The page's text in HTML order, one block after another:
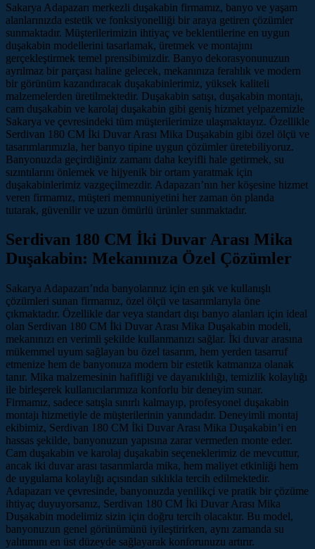
Sakarya Adapazarı merkezli duşakabin firmamız, banyo ve yaşam
alanlarınızda estetik ve fonksiyonelliği bir araya getiren çözümler
sunmaktadır. Müşterilerimizin ihtiyaç ve beklentilerine en uygun
duşakabin modellerini tasarlamak, üretmek ve montajını
gerçekleştirmek temel prensibimizdir. Banyo dekorasyonunuzun
ayrılmaz bir parçası haline gelecek, mekanınıza ferahlık ve modern
bir görünüm kazandıracak duşakabinlerimiz, yüksek kaliteli
malzemelerden üretilmektedir. Duşakabin satışı, duşakabin montajı,
cam duşakabin ve karolaj duşakabin gibi geniş hizmet yelpazemizle
Sakarya ve çevresindeki tüm müşterilerimize ulaşmaktayız. Özellikle
Serdivan 180 CM İki Duvar Arası Mika Duşakabin gibi özel ölçü ve
tasarımlarımızla, her banyo tipine uygun çözümler üretebiliyoruz.
Banyonuzda geçirdiğiniz zamanı daha keyifli hale getirmek, su
sızıntılarını önlemek ve hijyenik bir ortam yaratmak için
duşakabinlerimiz vazgeçilmezdir. Adapazarı’nın her köşesine hizmet
veren firmamız, müşteri memnuniyetini her zaman ön planda
tutarak, güvenilir ve uzun ömürlü ürünler sunmaktadır.
Serdivan 180 CM İki Duvar Arası Mika
Duşakabin: Mekanınıza Özel Çözümler
Sakarya Adapazarı’nda banyolarınız için en şık ve kullanışlı
çözümleri sunan firmamız, özel ölçü ve tasarımlarıyla öne
çıkmaktadır. Özellikle dar veya standart dışı banyo alanları için ideal
olan Serdivan 180 CM İki Duvar Arası Mika Duşakabin modeli,
mekanınızı en verimli şekilde kullanmanızı sağlar. İki duvar arasına
mükemmel uyum sağlayan bu özel tasarım, hem yerden tasarruf
etmenize hem de banyonuza modern bir estetik katmanıza olanak
tanır. Mika malzemesinin hafifliği ve dayanıklılığı, temizlik kolaylığı
ile birleşerek kullanıcılarımıza konforlu bir deneyim sunar.
Firmamız, sadece satışla sınırlı kalmayıp, profesyonel duşakabin
montajı hizmetiyle de müşterilerinin yanındadır. Deneyimli montaj
ekibimiz, Serdivan 180 CM İki Duvar Arası Mika Duşakabin’i en
hassas şekilde, banyonuzun yapısına zarar vermeden monte eder.
Cam duşakabin ve karolaj duşakabin seçeneklerimiz de mevcuttur,
ancak iki duvar arası tasarımlarda mika, hem maliyet etkinliği hem
de uygulama kolaylığı açısından sıklıkla tercih edilmektedir.
Adapazarı ve çevresinde, banyonuzda yenilikçi ve pratik bir çözüme
ihtiyaç duyuyorsanız, Serdivan 180 CM İki Duvar Arası Mika
Duşakabin modelimiz sizin için doğru tercih olacaktır. Bu model,
banyonuzun genel görünümünü iyileştirirken, aynı zamanda su
yalıtımını en üst düzeyde sağlayarak konforunuzu artırır.